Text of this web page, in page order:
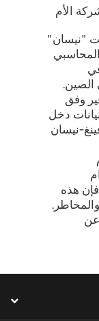
الأم
2013، أعلنت "نيسان"
الصين.
وفق
دخل
نيسان
فإن هذه
عن